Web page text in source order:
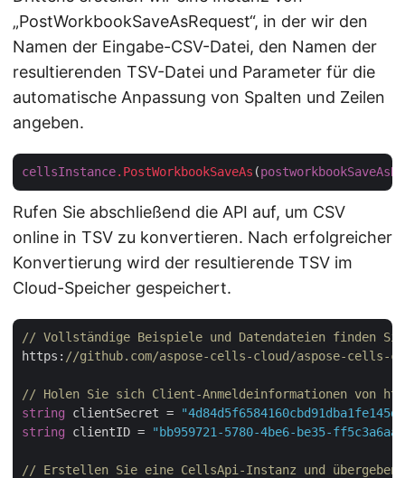
„PostWorkbookSaveAsRequest“, in der wir den
Namen der Eingabe-CSV-Datei, den Namen der
resultierenden TSV-Datei und Parameter für die
automatische Anpassung von Spalten und Zeilen
angeben.
cellsInstance.PostWorkbookSaveAs (
Rufen Sie abschließend die API auf, um CSV
online in TSV zu konvertieren. Nach erfolgreicher
Konvertierung wird der resultierende TSV im
Cloud-Speicher gespeichert.
// Vollständige Beispiele und Datendateien finden
https: //github.com/aspose-cells-cloud/aspose-cells-
// Holen Sie sich Client-Anmeldeinformationen von
string clientSecret =
string clientID = "bb959721-5780-4be6-be35-
// Erstellen Sie eine CellsApi-Instanz und